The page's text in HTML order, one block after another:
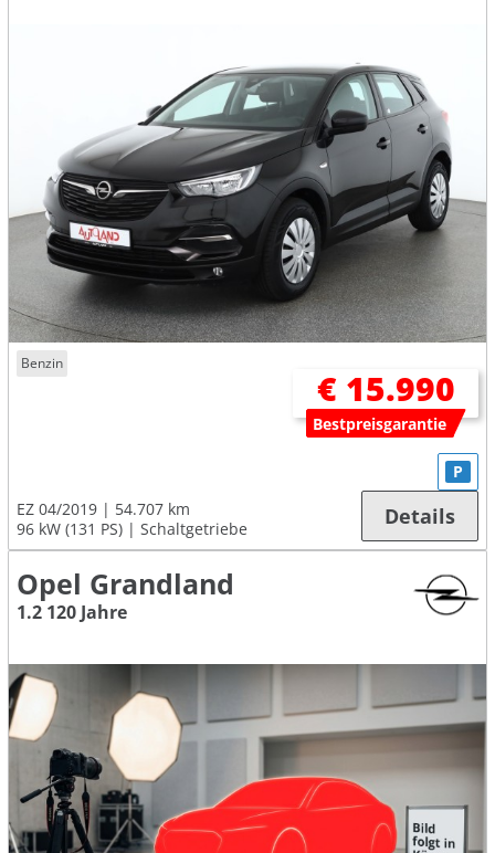
Benzin
€ 15.990
Bestpreisgarantie
EZ 04/2019
54.707 km
96 kW (131 PS)
Schaltgetriebe
P
Details
Opel Grandland
1.2 120 Jahre